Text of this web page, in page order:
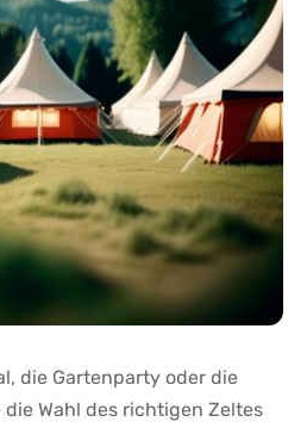
die ⁣Gartenparty oder die
Wahl⁣ des⁢ richtigen‌ Zeltes